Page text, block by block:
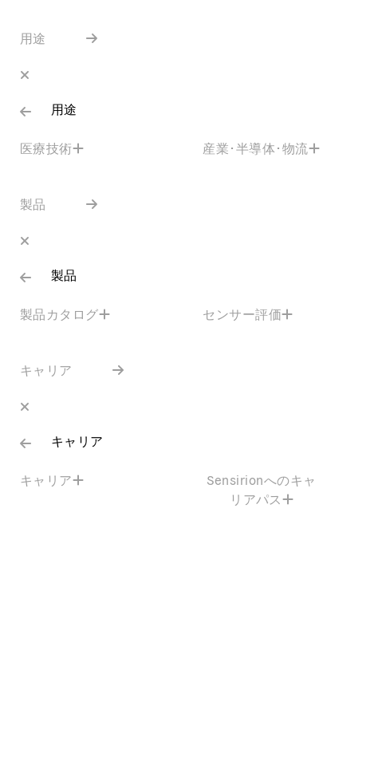
用途
用途
医療技術 産業･半導体･物流
製品
製品
製品カタログ センサー評価
キャリア
キャリア
キャリア
Sensirionへのキャ
リアパス